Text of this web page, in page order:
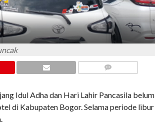
Idul Adha dan Hari Lahir Pancasila belum
di Kabupaten Bogor. Selama periode libur